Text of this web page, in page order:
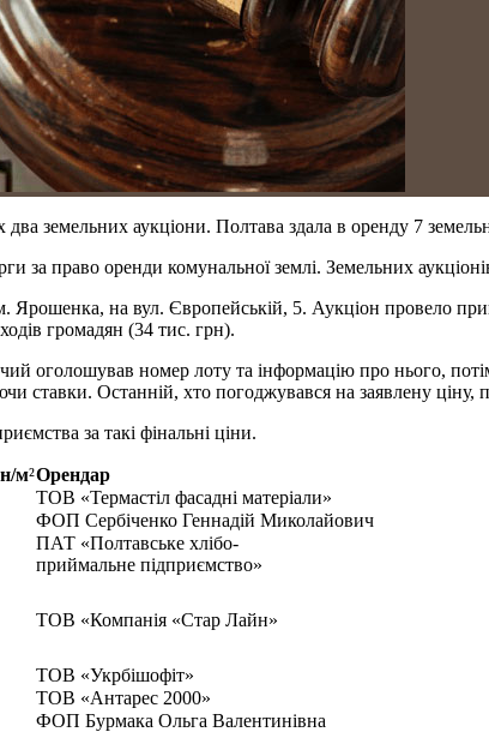
земельних аукціони. Полтава здала в оренду 7
за право оренди комунальної землі. Земельних
Ярошенка, на вул. Європейській, 5. Аукціон провело
громадян (34 тис. грн).
оголошував номер лоту та інформацію про нього,
ставки. Останній, хто погоджувався на заявлену ціну,
за такі фінальні ціни.
м²Орендар
ТОВ «Термастіл фасадні матеріали»
ФОП Сербіченко Геннадій Миколайович
ПАТ «Полтавське хлібо-
приймальне підприємство»
ТОВ «Компанія «Стар Лайн»
ТОВ «Укрбішофіт»
ТОВ «Антарес 2000»
ФОП Бурмака Ольга Валентинівна